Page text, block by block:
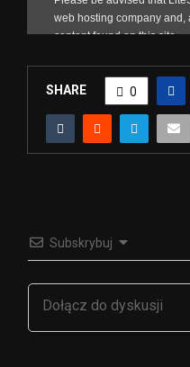
SHARE 0
Subskrybuj